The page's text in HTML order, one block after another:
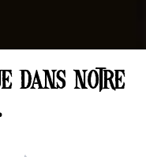
DANS NOTRE